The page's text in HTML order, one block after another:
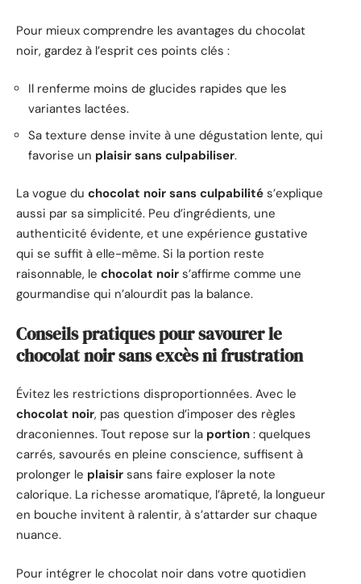
Pour mieux comprendre les avantages du chocolat
noir, gardez à l’esprit ces points clés :
Il renferme moins de glucides rapides que les
variantes lactées.
Sa texture dense invite à une dégustation lente, qui
favorise un plaisir sans culpabiliser.
La vogue du chocolat noir sans culpabilité s’explique
aussi par sa simplicité. Peu d’ingrédients, une
authenticité évidente, et une expérience gustative
qui se suffit à elle-même. Si la portion reste
raisonnable, le chocolat noir s’affirme comme une
gourmandise qui n’alourdit pas la balance.
Conseils pratiques pour savourer le
chocolat noir sans excès ni frustration
Évitez les restrictions disproportionnées. Avec le
chocolat noir, pas question d’imposer des règles
draconiennes. Tout repose sur la portion : quelques
carrés, savourés en pleine conscience, suffisent à
prolonger le plaisir sans faire exploser la note
calorique. La richesse aromatique, l’âpreté, la longueur
en bouche invitent à ralentir, à s’attarder sur chaque
nuance.
Pour intégrer le chocolat noir dans votre quotidien